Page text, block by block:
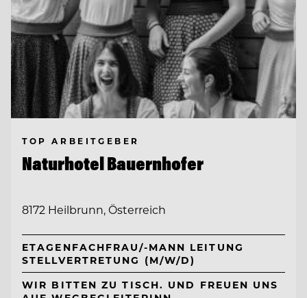
TOP ARBEITGEBER
Naturhotel Bauernhofer
8172 Heilbrunn, Österreich
ETAGENFACHFRAU/-MANN LEITUNG
STELLVERTRETUNG (M/W/D)
WIR BITTEN ZU TISCH. UND FREUEN UNS